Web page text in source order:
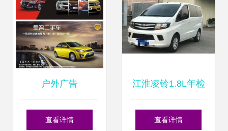
户外广告
查看详情
江淮凌铃1.8L年检
指南 从准备到通过
查看详情